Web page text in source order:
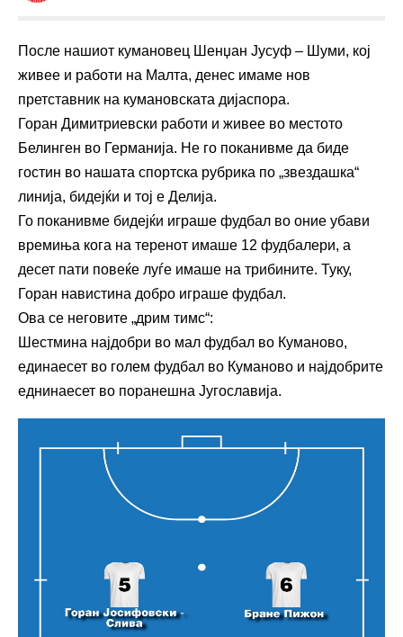
После нашиот кумановец Шенџан Јусуф – Шуми, кој
живее и работи на Малта, денес имаме нов
претставник на кумановската дијаспора.
Горан Димитриевски работи и живее во местото
Белинген во Германија. Не го поканивме да биде
гостин во нашата спортска рубрика по „звездашка“
линија, бидејќи и тој е Делија.
Го поканивме бидејќи играше фудбал во оние убави
времиња кога на теренот имаше 12 фудбалери, а
десет пати повеќе луѓе имаше на трибините. Туку,
Горан навистина добро играше фудбал.
Ова се неговите „дрим тимс“:
Шестмина најдобри во мал фудбал во Куманово,
единаесет во голем фудбал во Куманово и најдобрите
еднинаесет во поранешна Југославија.